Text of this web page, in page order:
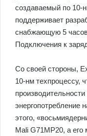
создаваемый по 10-
поддерживает
снабжающую 5
Подключения к
Со своей стороны,
10-нм техпроцессу,
энергопотребление
этого,
Mali G71MP20, а